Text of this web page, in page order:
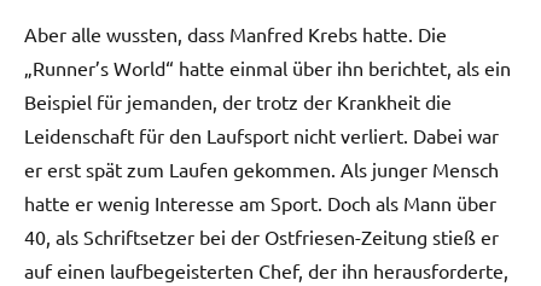
Aber alle wussten, dass Manfred Krebs hatte. Die
„Runner’s World“ hatte einmal über ihn berichtet, als ein
Beispiel für jemanden, der trotz der Krankheit die
Leidenschaft für den Laufsport nicht verliert. Dabei war
er erst spät zum Laufen gekommen. Als junger Mensch
hatte er wenig Interesse am Sport. Doch als Mann über
40, als Schriftsetzer bei der Ostfriesen-Zeitung stieß er
auf einen laufbegeisterten Chef, der ihn herausforderte,